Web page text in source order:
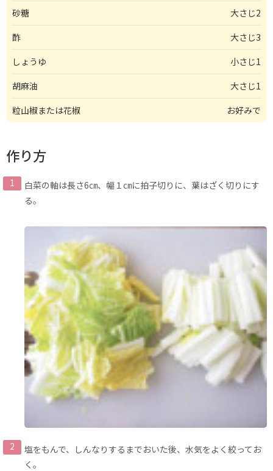
砂糖
大さじ2
酢
大さじ3
しょうゆ
小さじ1
胡麻油
大さじ1
粒山椒または花椒
お好みで
作り方
白菜の軸は長さ6㎝、幅１㎝に拍子切りに、葉はざく切りにす
る。
塩をもんで、しんなりするまでおいた後、水気をよく絞ってお
く。